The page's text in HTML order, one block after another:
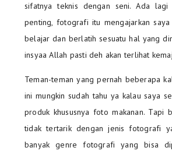
sifatnya teknis dengan seni. Ada
penting, fotografi itu mengajarkan
belajar dan berlatih sesuatu hal yang
insyaa Allah pasti deh akan terlihat
Teman-teman yang pernah beberapa
ini mungkin sudah tahu ya kalau saya
produk khususnya foto makanan. Tapi
tidak tertarik dengan jenis fotografi
banyak genre fotografi yang bisa